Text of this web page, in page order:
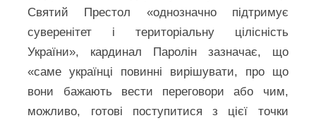
Святий Престол «однозначно підтримує
суверенітет і територіальну цілісність
України», кардинал Паролін зазначає, що
«саме українці повинні вирішувати, про що
вони бажають вести переговори або чим,
можливо, готові поступитися з цієї точки